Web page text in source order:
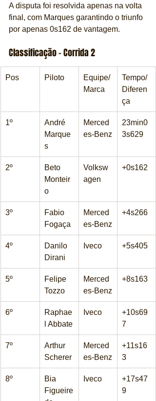
A disputa foi resolvida apenas na volta
final, com Marques garantindo o triunfo
por apenas 0s162 de vantagem.
Classificação – Corrida 2
Pos Piloto
Equipe/
Marca
Tempo/
Diferen
ça
1º
André
Marque
s
Merced
es-Benz
23min0
3s629
2º
Beto
Monteir
o
Volksw
agen
+0s162
3º
Fabio
Fogaça
Merced
es-Benz
+4s266
4º
Danilo
Dirani
Iveco +5s405
5º
Felipe
Tozzo
Merced
es-Benz
+8s163
6º
Raphae
l Abbate
Iveco
+10s69
7
7º
Arthur
Scherer
Merced
es-Benz
+11s16
3
8º
Bia
Figueire
Iveco
+17s47
9